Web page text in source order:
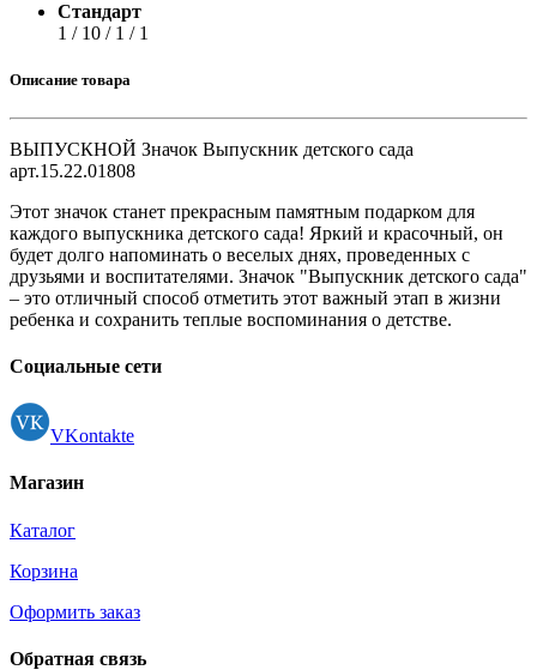
Стандарт
1 / 10 / 1 / 1
Описание товара
ВЫПУСКНОЙ Значок Выпускник детского сада
арт.15.22.01808
Этот значок станет прекрасным памятным подарком для
каждого выпускника детского сада! Яркий и красочный, он
будет долго напоминать о веселых днях, проведенных с
друзьями и воспитателями. Значок "Выпускник детского сада"
– это отличный способ отметить этот важный этап в жизни
ребенка и сохранить теплые воспоминания о детстве.
Социальные сети
VKontakte
Магазин
Каталог
Корзина
Оформить заказ
Обратная связь